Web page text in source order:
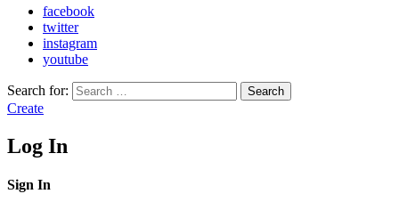
facebook
twitter
instagram
youtube
Search for: Search
Create
Log In
Sign In